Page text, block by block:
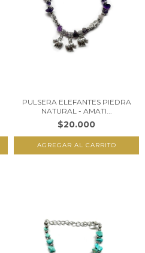
PULSERA ELEFANTES PIEDRA
NATURAL - AMATI...
$20.000